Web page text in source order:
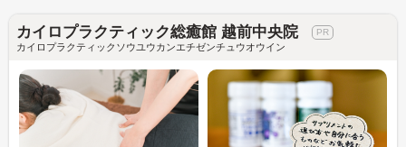
カイロプラクティック総癒館 越前中央院
カイロプラクティックソウユウカンエチゼンチュウオウイン